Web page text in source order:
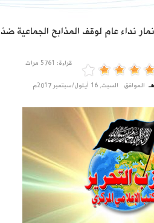
نداء عام لوقف المذابح الجماعية ضدّ
قراءة: 5761 مرات
الموافق السبت, 16 أيلول/سبتمبر 2017م